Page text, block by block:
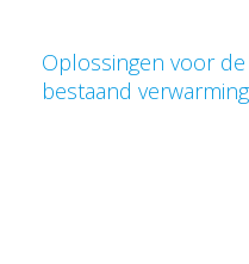
Oplossingen voor
bestaand